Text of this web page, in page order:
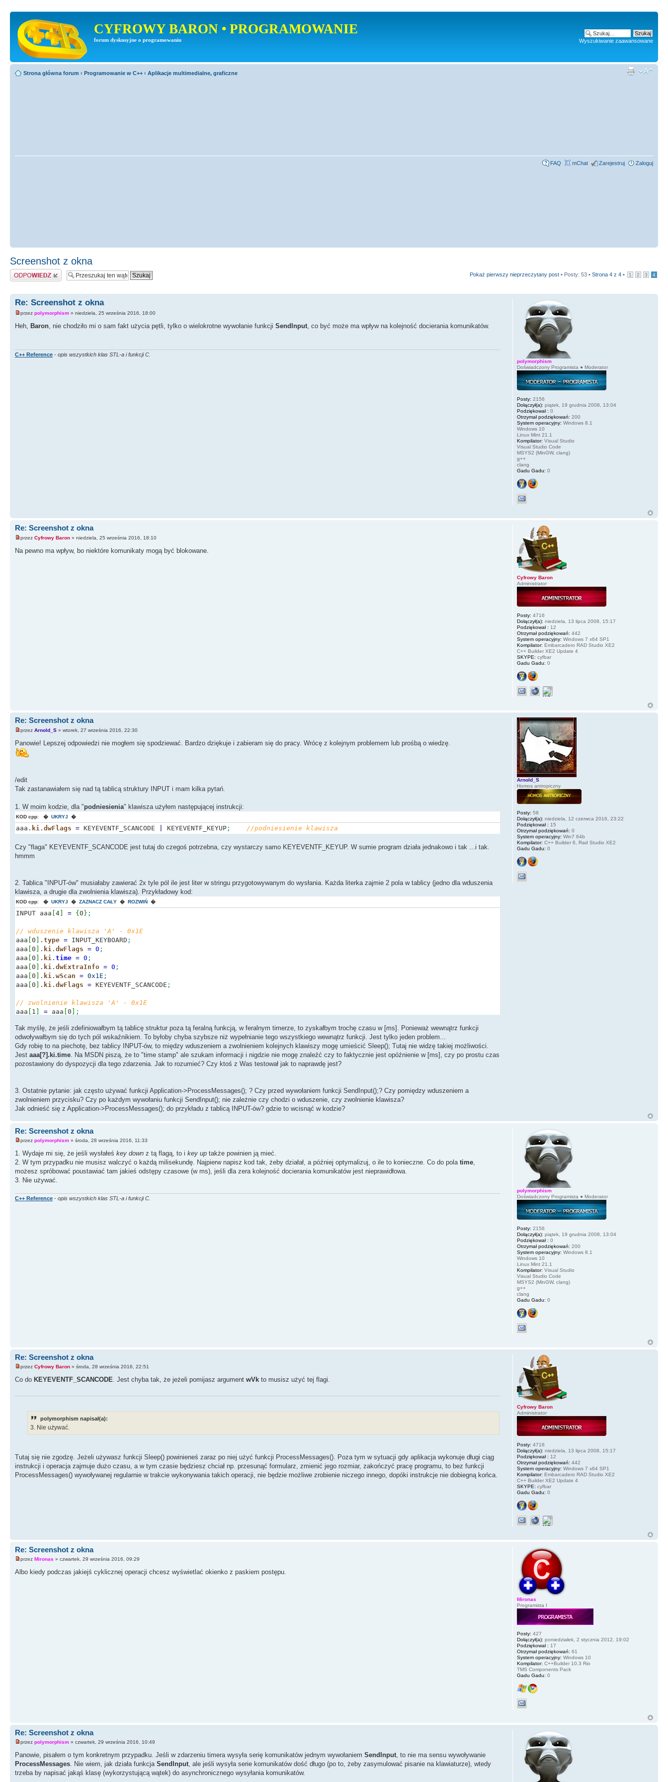
CYFROWY BARON • PROGRAMOWANIE
forum dyskusyjne o programowaniu Wyszukiwanie zaawansowane
Strona główna forum ‹ Programowanie w C++ ‹ Aplikacje multimedialne, graficzne
FAQ mChat Zarejestruj Zaloguj
Screenshot z okna
Odpowiedz Pokaż pierwszy nieprzeczytany post • Posty: 53 • Strona 4 z 4 • 1 2 3 4
Re: Screenshot z okna
przez polymorphism » niedziela, 25 września 2016, 18:00
Heh, Baron, nie chodziło mi o sam fakt użycia pętli, tylko o wielokrotne wywołanie funkcji SendInput, co być może ma wpływ na kolejność docierania komunikatów.
C++ Reference - opis wszystkich klas STL-a i funkcji C.
polymorphism
Doświadczony Programista ● Moderator
Posty: 2156
Dołączył(a): piątek, 19 grudnia 2008, 13:04
Podziękował : 0
Otrzymał podziękowań: 200
System operacyjny: Windows 8.1
Windows 10
Linux Mint 21.1
Kompilator: Visual Studio
Visual Studio Code
MSYS2 (MinGW, clang)
g++
clang
Gadu Gadu: 0
Re: Screenshot z okna
przez Cyfrowy Baron » niedziela, 25 września 2016, 18:10
Na pewno ma wpływ, bo niektóre komunikaty mogą być blokowane.
Cyfrowy Baron
Administrator
Posty: 4716
Dołączył(a): niedziela, 13 lipca 2008, 15:17
Podziękował : 12
Otrzymał podziękowań: 442
System operacyjny: Windows 7 x64 SP1
Kompilator: Embarcadero RAD Studio XE2
C++ Builder XE2 Update 4
SKYPE: cyfbar
Gadu Gadu: 0
Re: Screenshot z okna
przez Arnold_S » wtorek, 27 września 2016, 22:30
Panowie! Lepszej odpowiedzi nie mogłem się spodziewać. Bardzo dziękuje i zabieram się do pracy. Wrócę z kolejnym problemem lub prośbą o wiedzę.
/edit
Tak zastanawiałem się nad tą tablicą struktury INPUT i mam kilka pytań.
1. W moim kodzie, dla "podniesienia" klawisza użyłem następującej instrukcji:
KOD cpp: � UKRYJ �
aaa. ki . dwFlags = KEYEVENTF_SCANCODE KEYEVENTF_KEYUP ; //podniesienie klawisza
Czy "flaga" KEYEVENTF_SCANCODE jest tutaj do czegoś potrzebna, czy wystarczy samo KEYEVENTF_KEYUP. W sumie program działa jednakowo i tak ...i tak.
hmmm
2. Tablica "INPUT-ów" musiałaby zawierać 2x tyle pól ile jest liter w stringu przygotowywanym do wysłania. Każda literka zajmie 2 pola w tablicy (jedno dla wduszenia
klawisza, a drugie dla zwolnienia klawisza). Przykładowy kod:
KOD cpp: � UKRYJ � ZAZNACZ CAŁY � ROZWIŃ �
INPUT aaa [4] = {0} ;
// wduszenie klawisza 'A' - 0x1E
aaa [0 ] . type = INPUT_KEYBOARD ;
aaa [0 ] . ki . dwFlags = 0 ;
aaa [0 ] . ki . time = 0 ;
aaa [0 ] . ki . dwExtraInfo = 0 ;
aaa [0 ] . ki . wScan = 0x1E ;
aaa [0 ] . ki . dwFlags = KEYEVENTF_SCANCODE ;
// zwolnienie klawisza 'A' - 0x1E
aaa [ 1 ] = aaa [0 ] ;
naprawdę powinno być.
// wduszenie klawisza 'B' - 0x30
aaa [2] =aaa[0];
aaa[2].ki. wScan = 0x30;
// zwolnienie klawisza 'B' - 0x30
aaa[3] =aaa[0];
aaa[3].ki .dwFlags =KEYEVENTF_SCANCODE| KEYEVENTF_KEYUP;
SendInput 4,in, sizeof
Tak myślę, że jeśli zdefiniowałbym tą tablicę struktur poza tą feralną funkcją, w feralnym timerze, to zyskałbym trochę czasu w [ms]. Ponieważ wewnątrz funkcji
odwoływałbym się do tych pól wskaźnikiem. To byłoby chyba szybsze niż wypełnianie tego wszystkiego wewnątrz funkcji. Jest tylko jeden problem...
Gdy robię to na piechotę, bez tablicy INPUT-ów, to między wduszeniem a zwolnieniem kolejnych klawiszy mogę umieścić Sleep(); Tutaj nie widzę takiej możliwości.
Jest aaa[?].ki.time . Na MSDN piszą, że to "time stamp" ale szukam informacji i nigdzie nie mogę znaleźć czy to faktycznie jest opóźnienie w [ms], czy po prostu czas
pozostawiony do dyspozycji dla tego zdarzenia. Jak to rozumieć? Czy ktoś z Was testował jak to naprawdę jest?
3. Ostatnie pytanie: jak często używać funkcji Application->ProcessMessages(); ? Czy przed wywołaniem funkcji SendInput();? Czy pomiędzy wduszeniem a
zwolnieniem przycisku? Czy po każdym wywołaniu funkcji SendInput(); nie zależnie czy chodzi o wduszenie, czy zwolnienie klawisza?
Jak odnieść się z Application->ProcessMessages(); do przykładu z tablicą INPUT-ów? gdzie to wcisnąć w kodzie?
Arnold_S
Homos antropiczny
Posty: 58
Dołączył(a): niedziela, 12 czerwca 2016, 23:22
Podziękował : 15
Otrzymał podziękowań: 0
System operacyjny: Win7 64b
Kompilator: C++ Builder 6, Rad Studio XE2
Gadu Gadu: 0
Re: Screenshot z okna
przez polymorphism » środa, 28 września 2016, 11:33
1. Wydaje mi się, że jeśli wysłałeś key down z tą flagą, to i key up także powinien ją mieć.
2. W tym przypadku nie musisz walczyć o każdą milisekundę. Najpierw napisz kod tak, żeby działał, a później optymalizuj, o ile to konieczne. Co do pola time,
możesz spróbować poustawiać tam jakieś odstępy czasowe (w ms), jeśli dla zera kolejność docierania komunikatów jest nieprawidłowa.
3. Nie używać.
C++ Reference - opis wszystkich klas STL-a i funkcji C.
polymorphism
Doświadczony Programista ● Moderator
Posty: 2156
Dołączył(a): piątek, 19 grudnia 2008, 13:04
Podziękował : 0
Otrzymał podziękowań: 200
System operacyjny: Windows 8.1
Windows 10
Linux Mint 21.1
Kompilator: Visual Studio
Visual Studio Code
MSYS2 (MinGW, clang)
g++
clang
Gadu Gadu: 0
Re: Screenshot z okna
przez Cyfrowy Baron » środa, 28 września 2016, 22:51
Co do KEYEVENTF_SCANCODE. Jest chyba tak, że jeżeli pomijasz argument wVk to musisz użyć tej flagi.
polymorphism napisał(a):
3. Nie używać.
Tutaj się nie zgodzę. Jeżeli używasz funkcji Sleep() powinieneś zaraz po niej użyć funkcji ProcessMessages(). Poza tym w sytuacji gdy aplikacja wykonuje długi ciąg
instrukcji i operacja zajmuje dużo czasu, a w tym czasie będziesz chciał np. przesunąć formularz, zmienić jego rozmiar, zakończyć pracę programu, to bez funkcji
ProcessMessages() wywoływanej regularnie w trakcie wykonywania takich operacji, nie będzie możliwe zrobienie niczego innego, dopóki instrukcje nie dobiegną końca.
Cyfrowy Baron
Administrator
Posty: 4716
Dołączył(a): niedziela, 13 lipca 2008, 15:17
Podziękował : 12
Otrzymał podziękowań: 442
System operacyjny: Windows 7 x64 SP1
Kompilator: Embarcadero RAD Studio XE2
C++ Builder XE2 Update 4
SKYPE: cyfbar
Gadu Gadu: 0
Re: Screenshot z okna
przez Mironas » czwartek, 29 września 2016, 09:29
Albo kiedy podczas jakiejś cyklicznej operacji chcesz wyświetlać okienko z paskiem postępu.
Mironas
Programista I
Posty: 427
Dołączył(a): poniedziałek, 2 stycznia 2012, 19:02
Podziękował : 17
Otrzymał podziękowań: 61
System operacyjny: Windows 10
Kompilator: C++Builder 10.3 Rio
TMS Components Pack
Gadu Gadu: 0
Re: Screenshot z okna
przez polymorphism » czwartek, 29 września 2016, 10:49
Panowie, pisałem o tym konkretnym przypadku. Jeśli w zdarzeniu timera wysyła serię komunikatów jednym wywołaniem SendInput, to nie ma sensu wywoływanie
ProcessMessages. Nie wiem, jak działa funkcja SendInput, ale jeśli wysyła serie komunikatów dość długo (po to, żeby zasymulować pisanie na klawiaturze), wtedy
trzeba by napisać jakąś klasę (wykorzystującą wątek) do asynchronicznego wysyłania komunikatów.